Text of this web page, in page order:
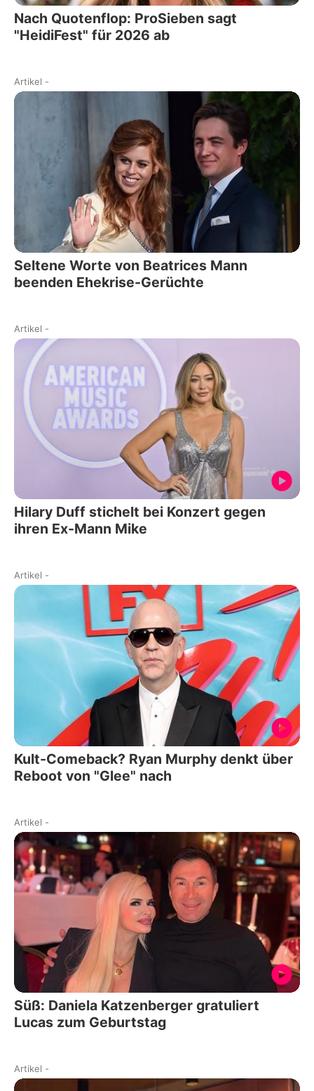
Nach Quotenflop: ProSieben sagt
"HeidiFest" für 2026 ab
Artikel -
Seltene Worte von Beatrices Mann
beenden Ehekrise-Gerüchte
Artikel -
Hilary Duff stichelt bei Konzert gegen
ihren Ex-Mann Mike
Artikel -
Kult-Comeback? Ryan Murphy denkt über
Reboot von "Glee" nach
Artikel -
Süß: Daniela Katzenberger gratuliert
Lucas zum Geburtstag
Artikel -